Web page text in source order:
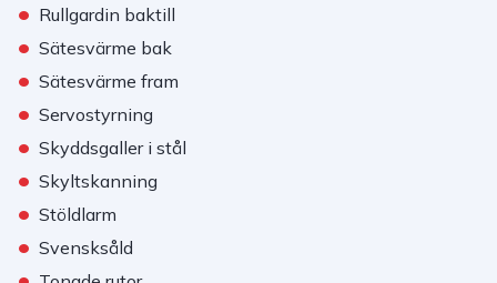
• Rullgardin baktill
• Sätesvärme bak
• Sätesvärme fram
• Servostyrning
• Skyddsgaller i stål
• Skyltskanning
• Stöldlarm
• Svensksåld